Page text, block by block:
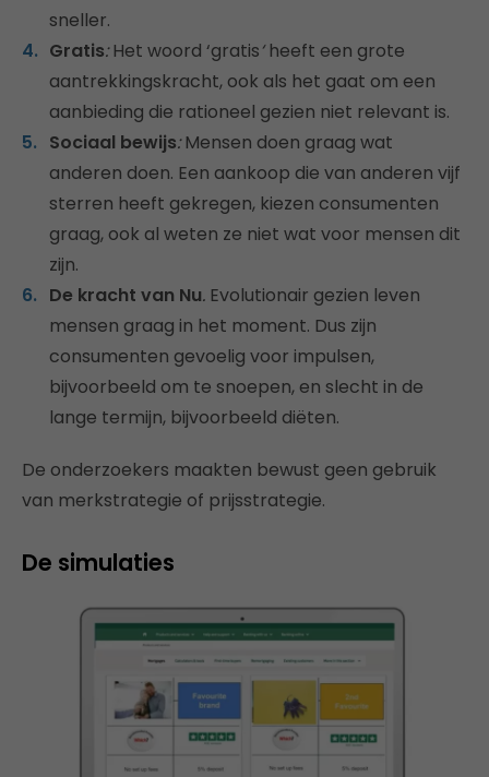
sneller.
Gratis:Het woord ‘gratis‘heeft een grote
aantrekkingskracht, ook als het gaat om een
aanbieding die rationeel gezien niet relevant is.
Sociaal bewijs:Mensen doen graag wat
anderen doen. Een aankoop die van anderen vijf
sterren heeft gekregen, kiezen consumenten
graag, ook al weten ze niet wat voor mensen dit
zijn.
De kracht van Nu. Evolutionair gezien leven
mensen graag in het moment. Dus zijn
consumenten gevoelig voor impulsen,
bijvoorbeeld om te snoepen, en slecht in de
lange termijn, bijvoorbeeld diëten.
De onderzoekers maakten bewust geen gebruik
van merkstrategie of prijsstrategie.
De simulaties